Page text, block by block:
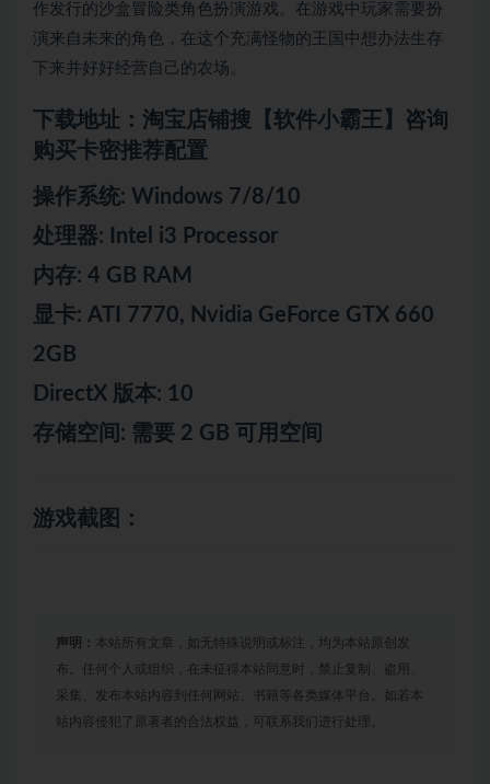
作发行的沙盒冒险类角色扮演游戏。在游戏中玩家需要扮
演来自未来的角色，在这个充满怪物的王国中想办法生存
下来并好好经营自己的农场。
下载地址：淘宝店铺搜【软件小霸王】咨询
购买卡密推荐配置
操作系统: Windows 7/8/10
处理器: Intel i3 Processor
内存: 4 GB RAM
显卡: ATI 7770, Nvidia GeForce GTX 660
2GB
DirectX 版本: 10
存储空间: 需要 2 GB 可用空间
游戏截图：
声明： 本站所有文章，如无特殊说明或标注，均为本站原创发
布。任何个人或组织，在未征得本站同意时，禁止复制、盗用、
采集、发布本站内容到任何网站、书籍等各类媒体平台。如若本
站内容侵犯了原著者的合法权益，可联系我们进行处理。